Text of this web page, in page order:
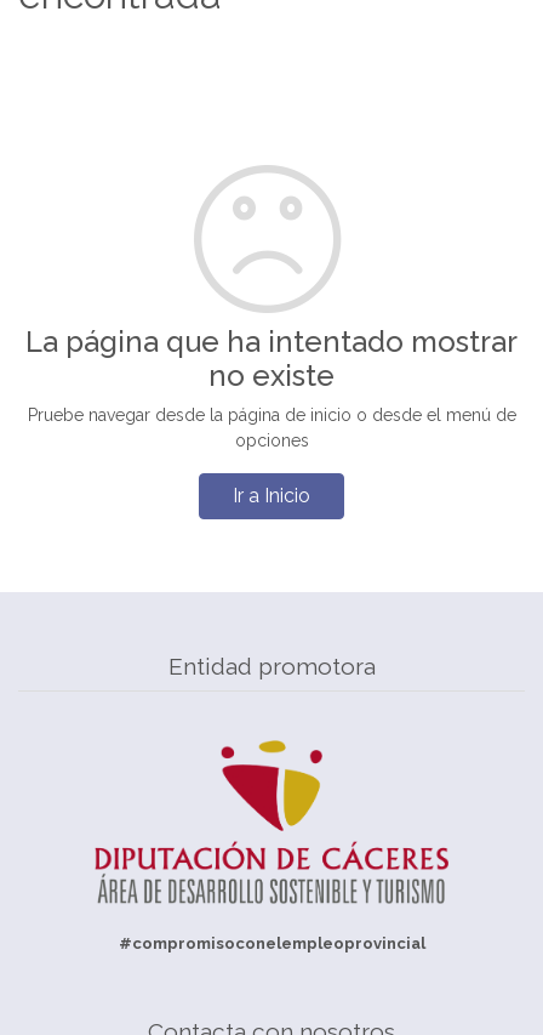
La página que ha intentado mostrar
no existe
Pruebe navegar desde la página de inicio o desde el menú de
opciones
Ir a Inicio
Entidad promotora
#compromisoconelempleoprovincial